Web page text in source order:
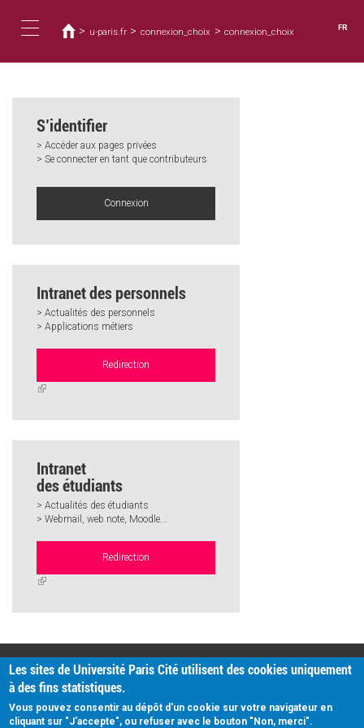
contenu
navigation
êtes
ici
> u-paris.fr > connexion_choix > connexion_choix FR
S’identifier
> Accéder aux pages privées
> Se connecter en tant que contributeurs
Connexion
Intranet des personnels
> Actualités des personnels
> Applications métiers
Redirection
(link
Intranet
des étudiants
> Actualités des étudiants
> Webmail, web note, Moodle...
Redirection
(link
PRATIQUE
Plan d'accès
Intranet
Mentions légales
Données personnelles
Les sites de Université Paris Cité utilisent des cookies uniquement
à des fins statistiques.
Vous pouvez consentir au dépôt d'un cookie sur votre navigateur en
cliquant sur "J'accepte", ou refuser avec le bouton "Non, merci".